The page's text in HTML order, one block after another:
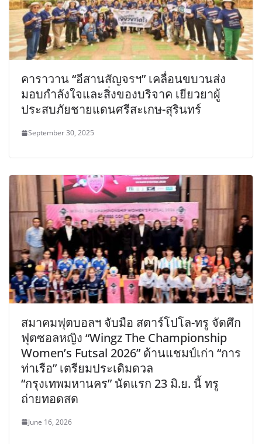
คาราวาน “อีสานสัญจรฯ” เคลื่อนขบวนส่ง
มอบกำลังใจและสิ่งของบริจาค เยียวยาผู้
ประสบภัยชายแดนศรีสะเกษ-สุรินทร์
September 30, 2025
สมาคมฟุตบอลฯ จับมือ สตาร์โปโล-ทรู จัดศึก
ฟุตซอลหญิง “Wingz The Championship
Women’s Futsal 2026” ด้านแชมป์เก่า “การ
ท่าเรือ” เตรียมประเดิมดวล
“กรุงเทพมหานคร” นัดแรก 23 มิ.ย. นี้ ทรู
ถ่ายทอดสด
June 16, 2026